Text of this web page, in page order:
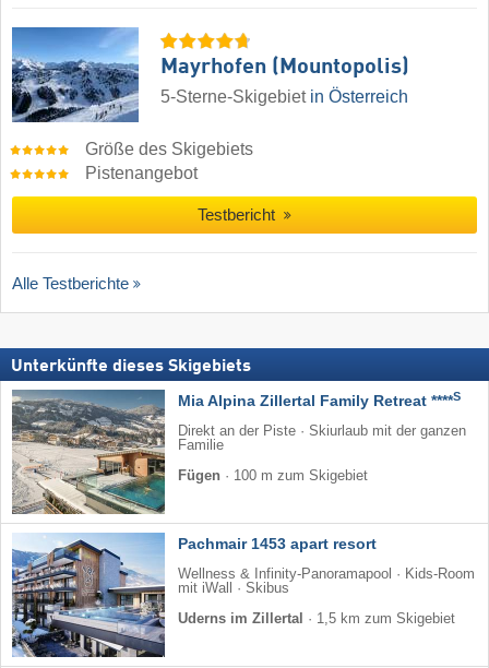
Mayrhofen (Mountopolis)
5-Sterne-Skigebiet in Österreich
Größe des Skigebiets
Pistenangebot
Testbericht
Alle Testberichte
Unterkünfte dieses Skigebiets
Mia Alpina Zillertal Family Retreat ****S
Direkt an der Piste · Skiurlaub mit der ganzen
Familie
Fügen · 100 m zum Skigebiet
Pachmair 1453 apart resort
Wellness & Infinity-Panoramapool · Kids-Room
mit iWall · Skibus
Uderns im Zillertal · 1,5 km zum Skigebiet